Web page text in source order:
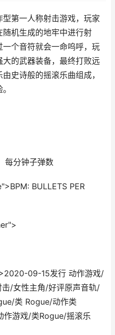
型第一人称射击游戏，玩家
机生成的地牢中进行射
个音符就会一命呜呼，玩
的武器装备，最终打败远
史诗般的摇滚乐曲组成，
每分钟子弹数
BULLETS PER
09-15发行 动作游戏/
/女性主角/好评原声音轨/
类 Rogue/动作类
作游戏/类Rogue/摇滚乐